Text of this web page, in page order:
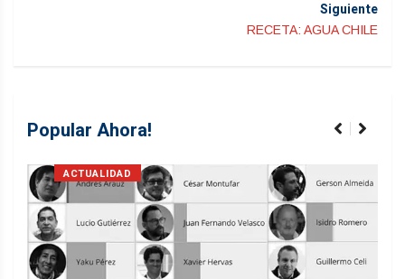
Siguiente
RECETA: AGUA CHILE
Popular Ahora!
ACTUALIDAD